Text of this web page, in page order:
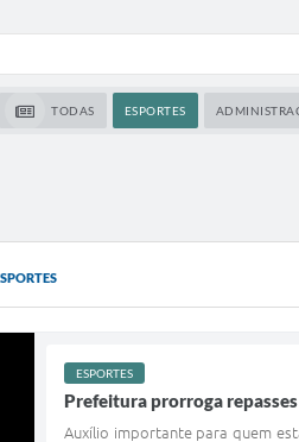
TODAS ESPORTES
ESPORTES
Prefeitura prorroga
Auxílio importante para quem